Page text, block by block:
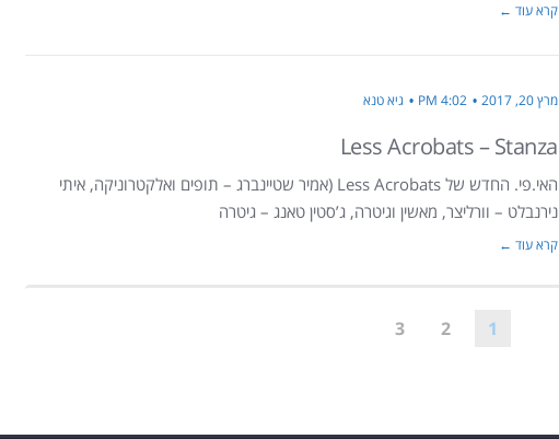
קרא עוד ←
מרץ 20, 2017 4:02 PM גיא טנא
Less Acrobats – Stanza
האי.פי. החדש של Less Acrobats (אמיר שטיינברג – תופים ואלקטרוניקה, איתי
נירנבלט – וורליצר, מאשין וגיטרה, ג’סטין טאנג – גיטרה
קרא עוד ←
1
2
3